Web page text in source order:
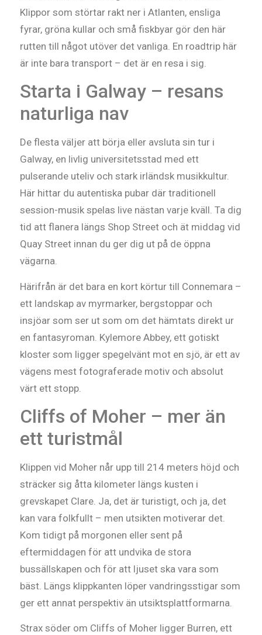
Klippor som störtar rakt ner i Atlanten, ensliga
fyrar, gröna kullar och små fiskbyar gör den här
rutten till något utöver det vanliga. En roadtrip här
är inte bara transport – det är en resa i sig.
Starta i Galway – resans
naturliga nav
De flesta väljer att börja eller avsluta sin tur i
Galway, en livlig universitetsstad med ett
pulserande uteliv och stark irländsk musikkultur.
Här hittar du autentiska pubar där traditionell
session-musik spelas live nästan varje kväll. Ta dig
tid att flanera längs Shop Street och ät middag vid
Quay Street innan du ger dig ut på de öppna
vägarna.
Härifrån är det bara en kort körtur till Connemara –
ett landskap av myrmarker, bergstoppar och
insjöar som ser ut som om det hämtats direkt ur
en fantasyroman. Kylemore Abbey, ett gotiskt
kloster som ligger spegelvänt mot en sjö, är ett av
vägens mest fotograferade motiv och absolut
värt ett stopp.
Cliffs of Moher – mer än
ett turistmål
Klippen vid Moher når upp till 214 meters höjd och
sträcker sig åtta kilometer längs kusten i
grevskapet Clare. Ja, det är turistigt, och ja, det
kan vara folkfullt – men utsikten motiverar det.
Kom tidigt på morgonen eller sent på
eftermiddagen för att undvika de stora
bussällskapen och för att ljuset ska vara som
bäst. Längs klippkanten löper vandringsstigar som
ger ett annat perspektiv än utsiktsplattformarna.
Strax söder om Cliffs of Moher ligger Burren, ett